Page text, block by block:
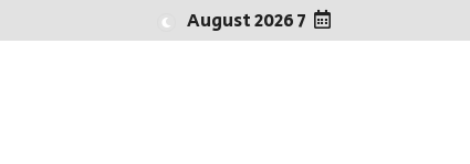
7 August 2026